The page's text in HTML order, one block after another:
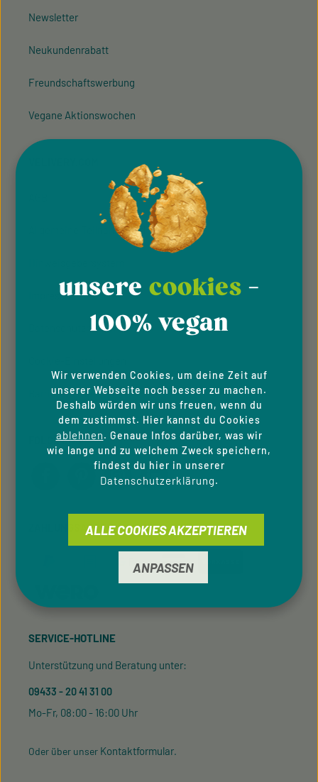
Newsletter
Neukundenrabatt
Freundschaftswerbung
Vegane Aktionswochen
Allgemeine Teilnahmebedingung
Impressum
Datenschutzhinweise
Barrierefreiheit
FOLGE UNS
ZAHLUNGSARTEN
SERVICE-HOTLINE
Unterstützung und Beratung unter:
09433 - 20 41 31 00
Mo-Fr, 08:00 - 16:00 Uhr
Oder über unser Kontaktformular.
unsere cookies -
100% vegan
Wir verwenden Cookies, um deine Zeit auf
unserer Webseite noch besser zu machen.
Deshalb würden wir uns freuen, wenn du
dem zustimmst. Hier kannst du Cookies
ablehnen. Genaue Infos darüber, was wir
wie lange und zu welchem Zweck speichern,
findest du hier in unserer
Datenschutzerklärung.
ANPASSEN
ALLE COOKIES AKZEPTIEREN